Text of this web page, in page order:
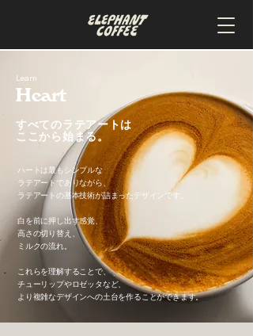
Heart
ハートは最もシンプルな
ラテアートでありながら、
ラテアートの基本技術が詰まったデザインです。
白を前に押し出す感覚、
高さの切り替え、
ミルクの流れ。
これらを理解することで、
チューリップやロゼッタなど、
より複雑なデザインへの土台を作ることができます。
Learn
すべてのラテアートは
ここから始まる。